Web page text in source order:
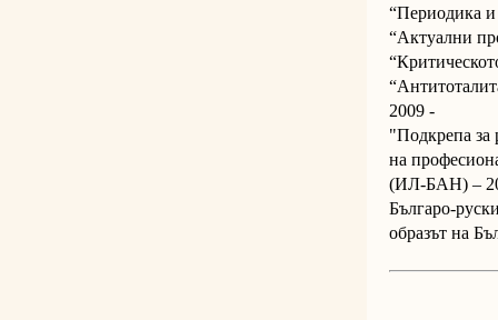
“Периодика
“Актуални
2009 -
"Подкрепа за
на
(ИЛ-БАН) –
Българо-
образът на